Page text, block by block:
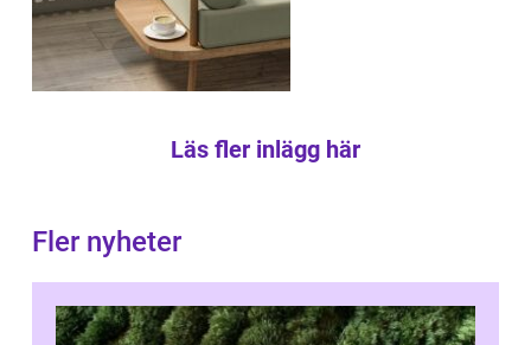
Läs fler inlägg här
Fler nyheter